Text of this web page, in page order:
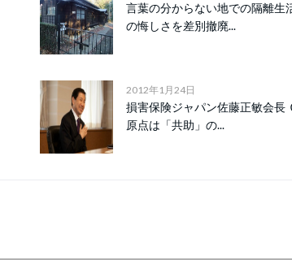
言葉の分からない地での隔離生
の悔しさを差別撤廃...
2012年1月24日
損害保険ジャパン佐藤正敏会長
原点は「共助」の...